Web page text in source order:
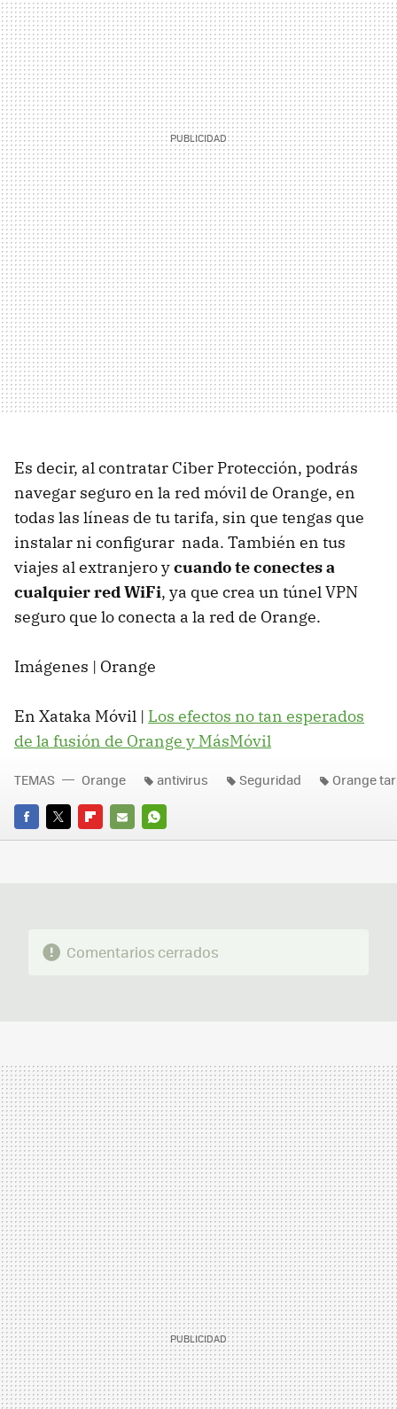
Es decir, al contratar Ciber Protección, podrás
navegar seguro en la red móvil de Orange, en
todas las líneas de tu tarifa, sin que tengas que
instalar ni configurar nada. También en tus
viajes al extranjero ycuando te conectes a
cualquier red WiFi, ya que crea un túnel VPN
seguro que lo conecta a la red de Orange.
Imágenes | Orange
En Xataka Móvil | Los efectos no tan esperados
de la fusión de Orange y MásMóvil
FACEBOOK
TWITTERFLIPBOARD
E-
WHATSAPP
TEMAS Orange antivirus Seguridad Orange
Comentarios cerrados